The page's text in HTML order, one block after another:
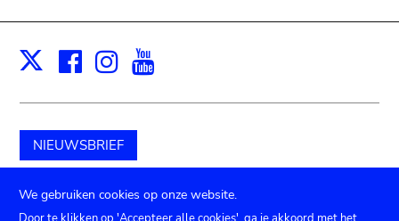
X Facebook
Instagram
NIEUWSBRIEF
Schenk aan het museum
We gebruiken cookies op onze website.